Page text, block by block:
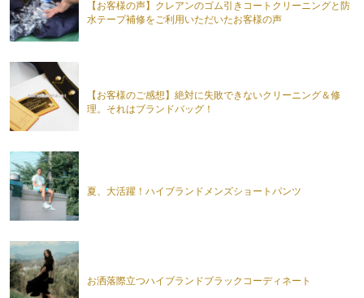
【お客様の声】クレアンのゴム引きコートクリーニングと防
水テープ補修をご利用いただいたお客様の声
【お客様のご感想】絶対に失敗できないクリーニング＆修
理。それはブランドバッグ！
夏、大活躍！ハイブランドメンズショートパンツ
お洒落際立つハイブランドブラックコーディネート